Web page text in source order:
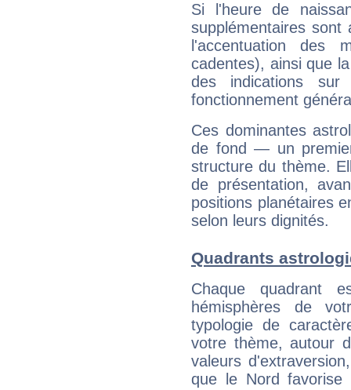
Si l'heure de
supplémentaires sont
l'accentuation des
cadentes), ainsi que
des indications sur
fonctionnement
Ces dominantes
de fond — un
structure du thème.
de présentation,
positions planétaires
selon leurs dignités.
Quadrants
Chaque quadrant
hémisphères de
typologie de
votre thème, autour
valeurs
que le Nord favorise